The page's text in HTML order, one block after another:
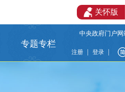
关怀版
专题专栏
中央政府门户网
注册 登录